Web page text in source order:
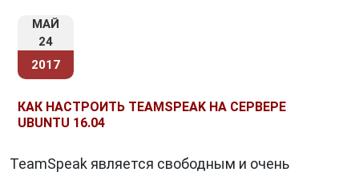
МАЙ
24
2017
КАК НАСТРОИТЬ TEAMSPEAK НА СЕРВЕРЕ
UBUNTU 16.04
TeamSpeak является свободным и очень